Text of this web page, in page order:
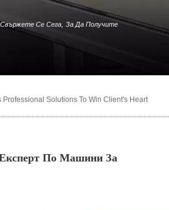
Свържете Се Сега, За Да Получите
Solutions To Win Client's Heart
По Машини За